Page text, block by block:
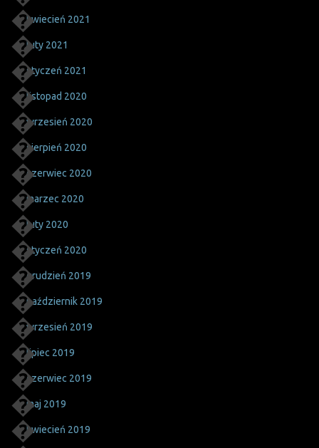
kwiecień 2021
luty 2021
styczeń 2021
listopad 2020
wrzesień 2020
sierpień 2020
czerwiec 2020
marzec 2020
luty 2020
styczeń 2020
grudzień 2019
październik 2019
wrzesień 2019
lipiec 2019
czerwiec 2019
maj 2019
kwiecień 2019